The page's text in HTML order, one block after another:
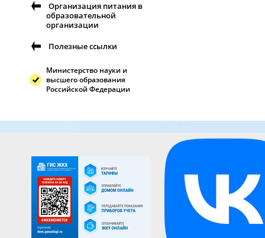
Организация питания в
образовательной
организации
Полезные ссылки
Министерство науки и
высшего образования
Российской Федерации